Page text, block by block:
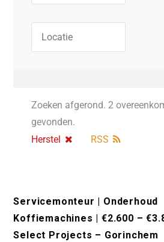
Zoeken afgerond. 2
gevonden.
Herstel
RSS
Servicemonteur | Onderhoud
Koffiemachines | €2.600 –
Select Projects – Gorinchem